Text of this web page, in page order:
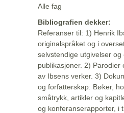
Alle fag
Bibliografien dekker:
Referanser til: 1) Henrik
originalspråket og i
selvstendige utgivelser og
publikasjoner. 2) Parodier
av Ibsens verker. 3)
og forfatterskap: Bøker,
småtrykk, artikler og
og konferanserapporter, i